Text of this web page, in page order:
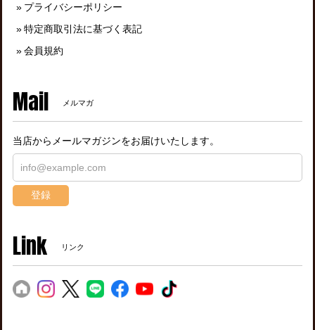
プライバシーポリシー
特定商取引法に基づく表記
会員規約
Mail メルマガ
当店からメールマガジンをお届けいたします。
登録
Link リンク